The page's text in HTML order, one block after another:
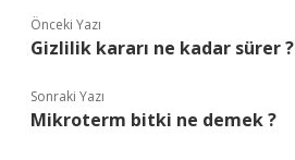
Önceki Yazı
Gizlilik kararı ne kadar sürer ?
Sonraki Yazı
Mikroterm bitki ne demek ?